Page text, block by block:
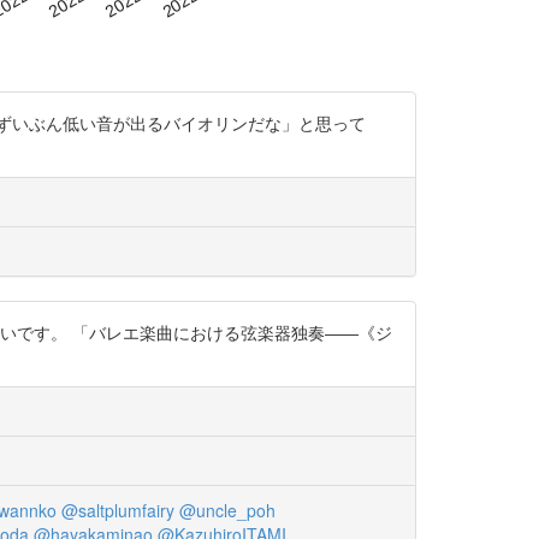
ぶん低い音が出るバイオリンだな」と思って
です。 「バレエ楽曲における弦楽器独奏――《ジ
@saltplumfairy @uncle_poh
@hayakaminao @KazuhiroITAMI